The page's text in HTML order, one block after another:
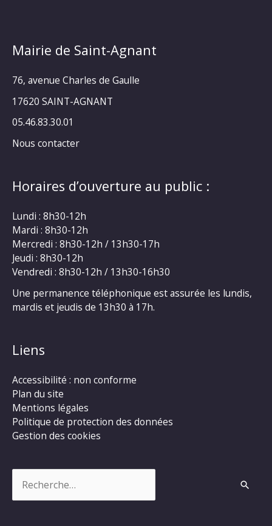
Mairie de Saint-Agnant
76, avenue Charles de Gaulle
17620 SAINT-AGNANT
05.46.83.30.01
Nous contacter
Horaires d’ouverture au public :
Lundi : 8h30-12h
Mardi : 8h30-12h
Mercredi : 8h30-12h / 13h30-17h
Jeudi : 8h30-12h
Vendredi : 8h30-12h / 13h30-16h30
Une permanence téléphonique est assurée les lundis,
mardis et jeudis de 13h30 à 17h.
Liens
Accessibilité : non conforme
Plan du site
Mentions légales
Politique de protection des données
Gestion des cookies